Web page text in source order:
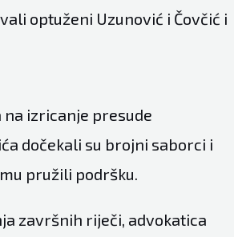
optuženi Uzunović i Čovčić i
izricanje presude
dočekali su brojni saborci i
pružili podršku.
završnih riječi, advokatica